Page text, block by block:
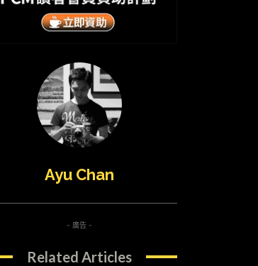
Ayu Chan
- 廣告 -
Related Articles